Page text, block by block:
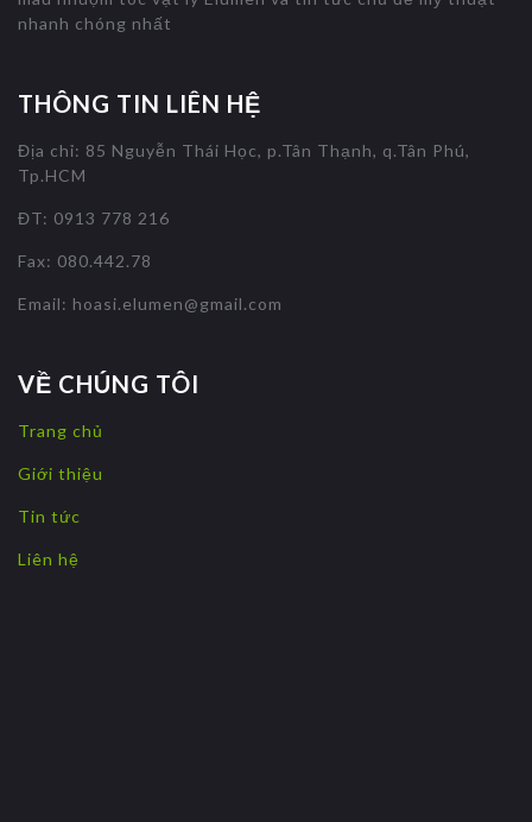
nhanh chóng nhất
THÔNG TIN LIÊN HỆ
Địa chỉ: 85 Nguyễn Thái Học, p.Tân Thạnh, q.Tân Phú,
Tp.HCM
ĐT: 0913 778 216
Fax: 080.442.78
Email: hoasi.elumen@gmail.com
VỀ CHÚNG TÔI
Trang chủ
Giới thiệu
Tin tức
Liên hệ